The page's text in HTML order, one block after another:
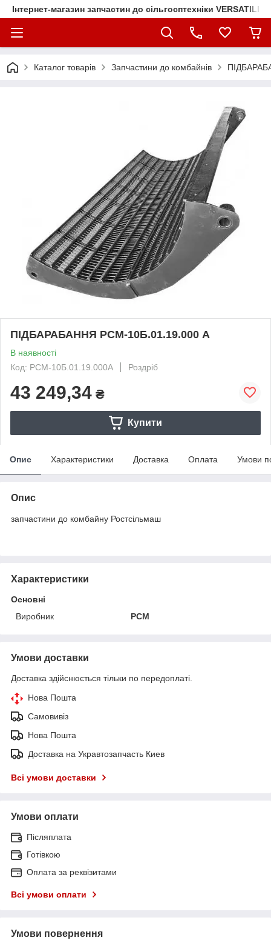
Інтернет-магазин запчастин до сільгосптехніки VERSATILE
Каталог товарів Запчастини до комбайнів
ПІДБАРАБАННЯ РСМ-10Б.01.19.000 А
В наявності
Код: РСМ-10Б.01.19.000А
Роздріб
43 249,34 ₴
Купити
Опис Характеристики Доставка Оплата Умови
Опис
запчастини до комбайну Ростсільмаш
Характеристики
Основні
Виробник
РСМ
Умови доставки
Доставка здійснюється тільки по передоплаті.
Нова Пошта
Самовивіз
Нова Пошта
Доставка на Укравтозапчасть Киев
Всі умови доставки
Умови оплати
Післяплата
Готівкою
Оплата за реквізитами
Всі умови оплати
Умови повернення